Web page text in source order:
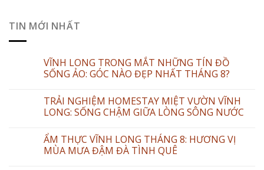
TIN MỚI NHẤT
VĨNH LONG TRONG MẮT NHỮNG TÍN ĐỒ
SỐNG ẢO: GÓC NÀO ĐẸP NHẤT THÁNG 8?
TRẢI NGHIỆM HOMESTAY MIỆT VƯỜN VĨNH
LONG: SỐNG CHẬM GIỮA LÒNG SÔNG NƯỚC
ẨM THỰC VĨNH LONG THÁNG 8: HƯƠNG VỊ
MÙA MƯA ĐẬM ĐÀ TÌNH QUÊ